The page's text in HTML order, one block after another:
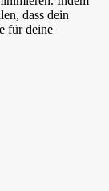
dass dein
für deine